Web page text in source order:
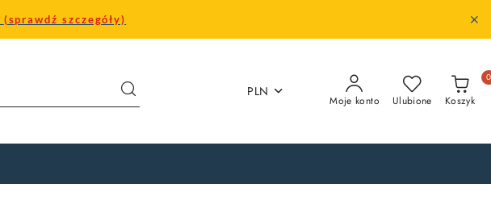
(sprawdź szczegóły)
PLN
Moje konto Ulubione Koszyk
0